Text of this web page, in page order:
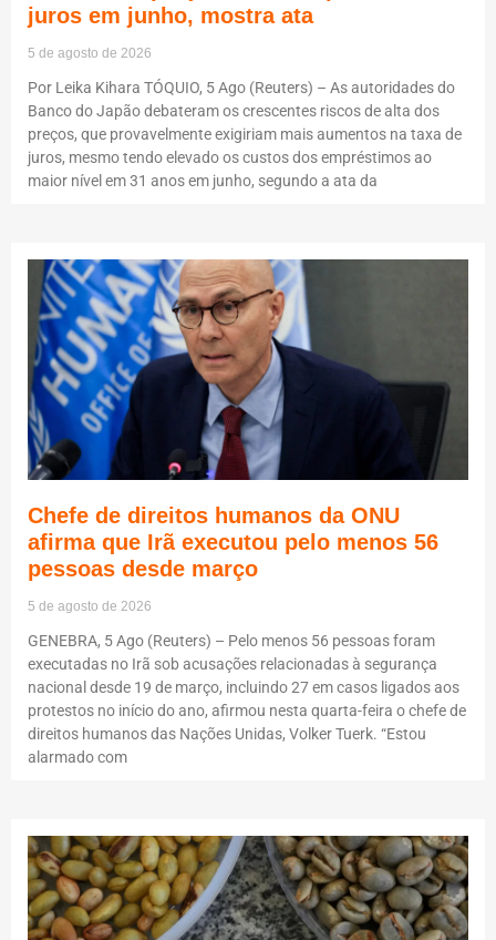
juros em junho, mostra ata
5 de agosto de 2026
Por Leika Kihara TÓQUIO, 5 Ago (Reuters) – As autoridades do
Banco do Japão debateram os crescentes riscos de alta dos
preços, que provavelmente exigiriam mais aumentos na taxa de
juros, mesmo tendo elevado os custos dos empréstimos ao
maior nível em 31 anos em junho, segundo a ata da
Chefe de direitos humanos da ONU
afirma que Irã executou pelo menos 56
pessoas desde março
5 de agosto de 2026
GENEBRA, 5 Ago (Reuters) – Pelo menos 56 pessoas foram
executadas no Irã sob acusações relacionadas à segurança
nacional desde 19 de março, incluindo 27 em casos ligados aos
protestos no início do ano, afirmou nesta quarta-feira o chefe de
direitos humanos das Nações Unidas, Volker Tuerk. “Estou
alarmado com